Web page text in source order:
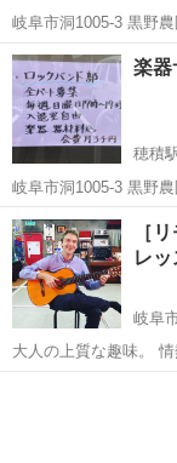
岐阜市洞1005-3 黒野農園イベント広場
く音が出せます。 毎
会費３千円。 専属の先生は、楽しく、上手に指導してくれます。 何件
も教室に通った...
岐阜 岐阜市 穂
楽器
穂積
岐阜市洞1005-3 黒野農
間と楽しく、ベテラン
けください。
岐阜 岐阜市
［
レッ
岐阜
大人の上質な趣味。
染拡大の今だから始めたい！ Zoomによるオンライ